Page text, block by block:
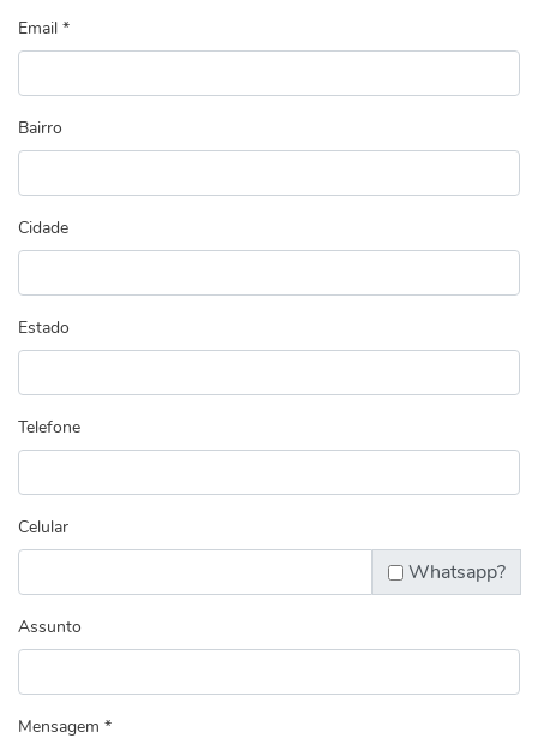
Email *
Bairro
Cidade
Estado
Telefone
Celular
Whatsapp?
Assunto
Mensagem *